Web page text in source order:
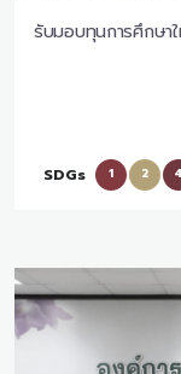
รับมอบทุนการศึกษา
SDGs 1 2 4